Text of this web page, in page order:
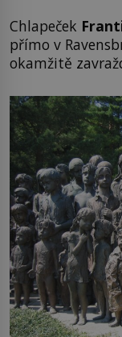
Chlapeček
přímo v
okamžitě